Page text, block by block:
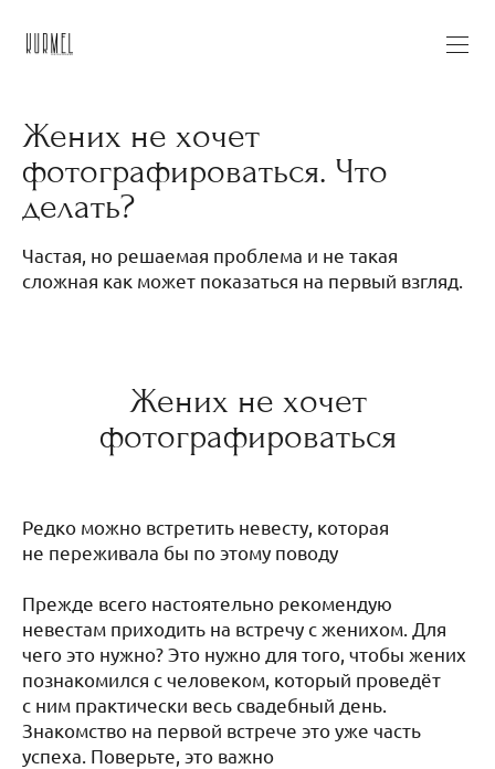
Жених не хочет
фотографироваться. Что
делать?
Частая, но решаемая проблема и не такая
сложная как может показаться на первый взгляд.
Жених не хочет
фотографироваться
Редко можно встретить невесту, которая
не переживала бы по этому поводу
Прежде всего настоятельно рекомендую
невестам приходить на встречу с женихом. Для
чего это нужно? Это нужно для того, чтобы жених
познакомился с человеком, который проведёт
с ним практически весь свадебный день.
Знакомство на первой встрече это уже часть
успеха. Поверьте, это важно⠀⠀⠀⠀